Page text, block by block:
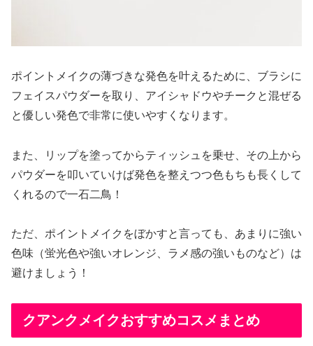
ポイントメイクの薄づきな発色を叶えるために、ブラシに
フェイスパウダーを取り、アイシャドウやチークと混ぜる
と優しい発色で非常に使いやすくなります。
また、リップを塗ってからティッシュを乗せ、その上から
パウダーを叩いていけば発色を整えつつ色もちも長くして
くれるので一石二鳥！
ただ、ポイントメイクをぼかすと言っても、あまりに強い
色味（蛍光色や強いオレンジ、ラメ感の強いものなど）は
避けましょう！
クアンクメイクおすすめコスメまとめ